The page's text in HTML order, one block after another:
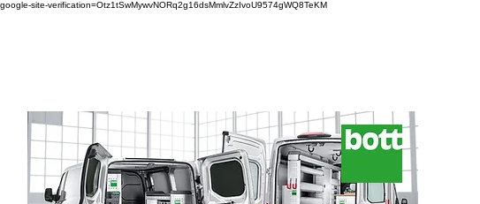
google-site-verification=Otz1tSwMywvNORq2g16dsMmlvZzIvoU9574gWQ8TeKM